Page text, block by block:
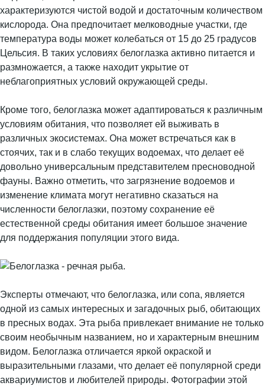
характеризуются чистой водой и достаточным количеством
кислорода. Она предпочитает мелководные участки, где
температура воды может колебаться от 15 до 25 градусов
Цельсия. В таких условиях белоглазка активно питается и
размножается, а также находит укрытие от
неблагоприятных условий окружающей среды.
Кроме того, белоглазка может адаптироваться к различным
условиям обитания, что позволяет ей выживать в
различных экосистемах. Она может встречаться как в
стоячих, так и в слабо текущих водоемах, что делает её
довольно универсальным представителем пресноводной
фауны. Важно отметить, что загрязнение водоемов и
изменение климата могут негативно сказаться на
численности белоглазки, поэтому сохранение её
естественной среды обитания имеет большое значение
для поддержания популяции этого вида.
Эксперты отмечают, что белоглазка, или сопа, является
одной из самых интересных и загадочных рыб, обитающих
в пресных водах. Эта рыба привлекает внимание не только
своим необычным названием, но и характерным внешним
видом. Белоглазка отличается яркой окраской и
выразительными глазами, что делает её популярной среди
аквариумистов и любителей природы. Фотографии этой